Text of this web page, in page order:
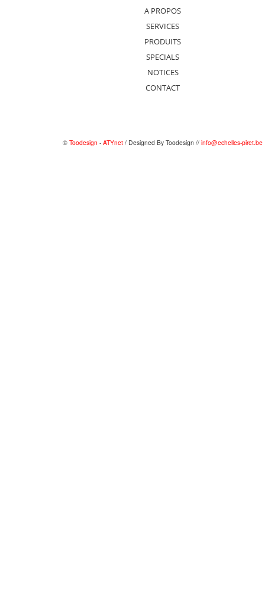
A PROPOS
SERVICES
PRODUITS
SPECIALS
NOTICES
CONTACT
©Toodesign -ATYnet / Designed By Toodesign //info@echelles-piret.be